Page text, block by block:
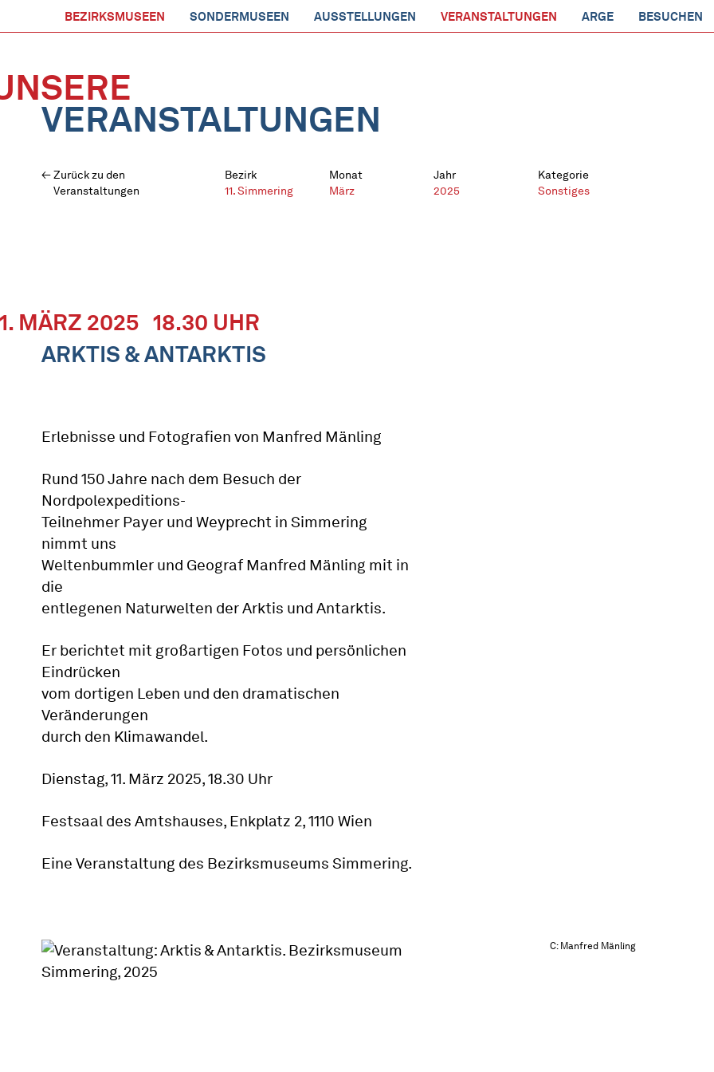
BEZIRKSMUSEEN SONDERMUSEEN AUSSTELLUNGEN VERANSTALTUNGEN ARGE BESUCHEN
VERANSTALTUNGEN
Zurück zu den
Veranstaltungen
Bezirk
11. Simmering
Monat
März
Jahr
2025
Kategorie
Sonstiges
MÄRZ 2025 18.30 UHR
ARKTIS & ANTARKTIS
Erlebnisse und Fotografien von Manfred Mänling
Rund 150 Jahre nach dem Besuch der
Nordpolexpeditions-
Teilnehmer Payer und Weyprecht in Simmering
nimmt uns
Weltenbummler und Geograf Manfred Mänling mit in
die
entlegenen Naturwelten der Arktis und Antarktis.
Er berichtet mit großartigen Fotos und persönlichen
Eindrücken
vom dortigen Leben und den dramatischen
Veränderungen
durch den Klimawandel.
Dienstag, 11. März 2025, 18.30 Uhr
Festsaal des Amtshauses, Enkplatz 2, 1110 Wien
Eine Veranstaltung des Bezirksmuseums Simmering.
C: Manfred Mänling